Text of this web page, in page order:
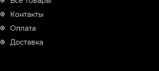
Контакты
Оплата
Доставка